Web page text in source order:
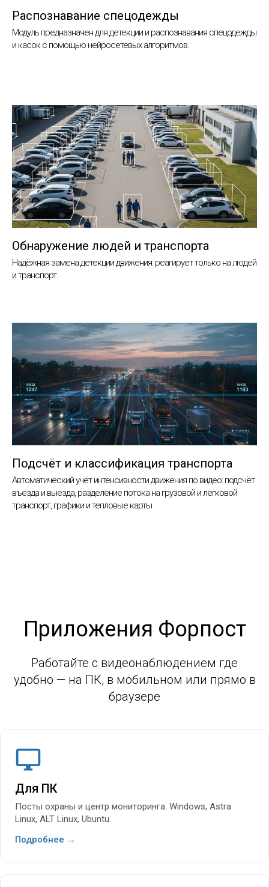
Распознавание спецодежды
Модуль предназначен для детекции и распознавания спецодежды
и касок с помощью нейросетевых алгоритмов.
Обнаружение людей и транспорта
Надёжная замена детекции движения: реагирует только на людей
и транспорт.
Подсчёт и классификация транспорта
Автоматический учёт интенсивности движения по видео: подсчёт
въезда и выезда, разделение потока на грузовой и легковой
транспорт, графики и тепловые карты.
Приложения Форпост
Работайте с видеонаблюдением где
удобно — на ПК, в мобильном или прямо в
браузере
Для ПК
Посты охраны и центр мониторинга. Windows, Astra
Linux, ALT Linux, Ubuntu.
Подробнее →